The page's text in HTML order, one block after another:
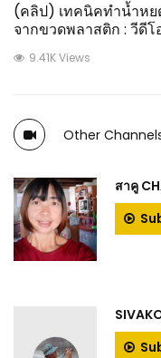
(คลิป) เทคนิคทำน้ำหย
จากขวดพลาสติก : วีดีโ
9.41K Views
Other
สาคู